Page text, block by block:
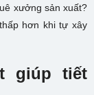
xưởng sản xuất?
hơn khi tự xây
giúp tiết